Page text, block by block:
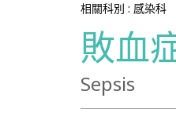
相關科別 : 感染科
敗血
Sepsis